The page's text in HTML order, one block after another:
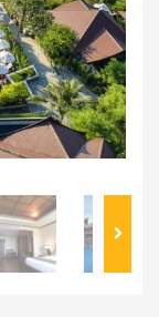
Next